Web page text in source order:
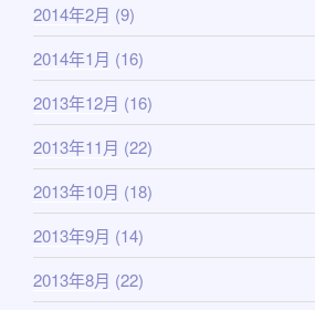
2014年2月 (9)
2014年1月 (16)
2013年12月 (16)
2013年11月 (22)
2013年10月 (18)
2013年9月 (14)
2013年8月 (22)